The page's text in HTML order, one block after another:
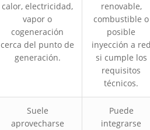
calor, electricidad,
vapor o
cogeneración
cerca del punto de
generación.
renovable,
combustible o
posible
inyección a
si cumple los
requisitos
técnicos.
Suele
aprovecharse
Puede
integrarse